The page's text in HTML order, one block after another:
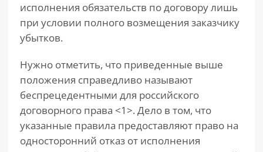
исполнения обязательств по договору лишь
при условии полного возмещения заказчику
убытков.
Нужно отметить, что приведенные выше
положения справедливо называют
беспрецедентными для российского
договорного права <1>. Дело в том, что
указанные правила предоставляют право на
односторонний отказ от исполнения